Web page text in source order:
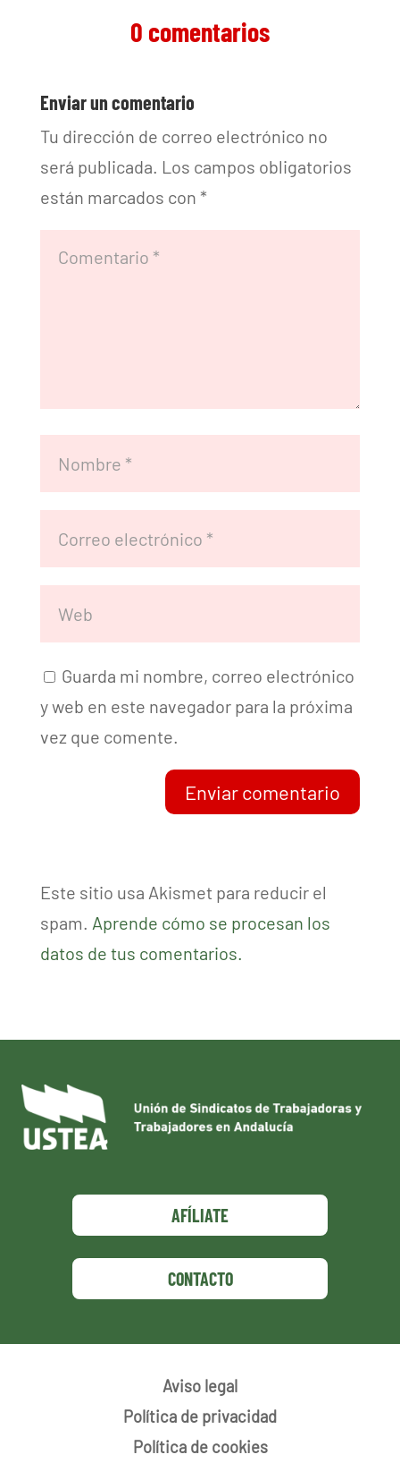
0 comentarios
Enviar un comentario
Tu dirección de correo electrónico no
será publicada. Los campos obligatorios
están marcados con *
Guarda mi nombre, correo electrónico
y web en este navegador para la próxima
vez que comente.
Enviar comentario
Este sitio usa Akismet para reducir el
spam. Aprende cómo se procesan los
datos de tus comentarios.
AFÍLIATE
CONTACTO
Aviso legal
Política de privacidad
Política de cookies